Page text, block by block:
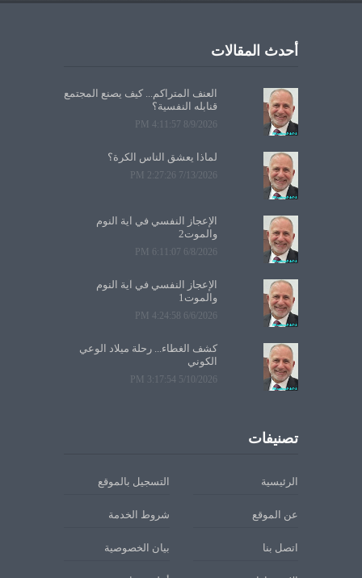
أحدث المقالات
العنف المتراكم... كيف يصنع المجتمع
قنابله النفسية؟
8/9/2026 4:11:57 PM
لماذا يعشق الناس الكرة؟
7/13/2026 2:27:26 PM
الإعجاز النفسي في آية النوم
والموت2
6/8/2026 6:11:07 PM
الإعجاز النفسي في آية النوم
والموت1
6/6/2026 4:24:58 PM
كشف الغطاء... رحلة ميلاد الوعي
الكوني
5/10/2026 3:17:54 PM
تصنيفات
الرئيسية التسجيل بالموقع
عن الموقع شروط الخدمة
اتصل بنا بيان الخصوصية